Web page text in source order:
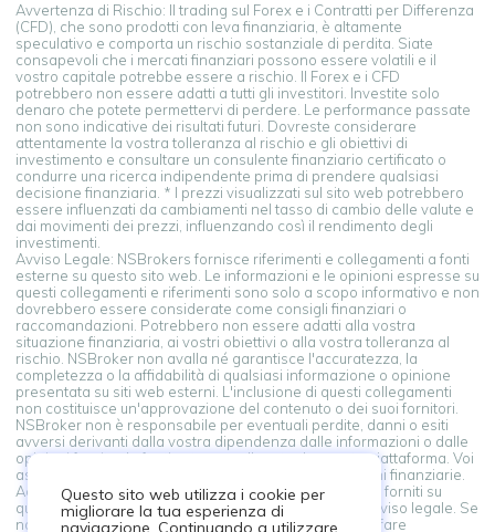
Avvertenza di Rischio: Il trading sul Forex e i Contratti per Differenza
(CFD), che sono prodotti con leva finanziaria, è altamente
speculativo e comporta un rischio sostanziale di perdita. Siate
consapevoli che i mercati finanziari possono essere volatili e il
vostro capitale potrebbe essere a rischio. Il Forex e i CFD
potrebbero non essere adatti a tutti gli investitori. Investite solo
denaro che potete permettervi di perdere. Le performance passate
non sono indicative dei risultati futuri. Dovreste considerare
attentamente la vostra tolleranza al rischio e gli obiettivi di
investimento e consultare un consulente finanziario certificato o
condurre una ricerca indipendente prima di prendere qualsiasi
decisione finanziaria. * I prezzi visualizzati sul sito web potrebbero
essere influenzati da cambiamenti nel tasso di cambio delle valute e
dai movimenti dei prezzi, influenzando così il rendimento degli
investimenti.
Avviso Legale: NSBrokers fornisce riferimenti e collegamenti a fonti
esterne su questo sito web. Le informazioni e le opinioni espresse su
questi collegamenti e riferimenti sono solo a scopo informativo e non
dovrebbero essere considerate come consigli finanziari o
raccomandazioni. Potrebbero non essere adatti alla vostra
situazione finanziaria, ai vostri obiettivi o alla vostra tolleranza al
rischio. NSBroker non avalla né garantisce l'accuratezza, la
completezza o la affidabilità di qualsiasi informazione o opinione
presentata su siti web esterni. L'inclusione di questi collegamenti
non costituisce un'approvazione del contenuto o dei suoi fornitori.
NSBroker non è responsabile per eventuali perdite, danni o esiti
avversi derivanti dalla vostra dipendenza dalle informazioni o dalle
opinioni fornite da fonti esterne collegate da questa piattaforma. Voi
assumete la piena responsabilità delle vostre decisioni finanziarie.
Accedendo e utilizzando i collegamenti a fonti esterne forniti su
questa piattaforma, riconoscete e accettate questo avviso legale. Se
non siete d'accordo con questi termini, astenetevi dal fare
Questo sito web utilizza i cookie per
migliorare la tua esperienza di
navigazione. Continuando a utilizzare